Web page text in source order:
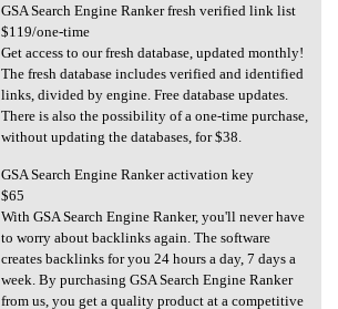
GSA Search Engine Ranker fresh verified link list
$119/one-time
Get access to our fresh database, updated monthly!
The fresh database includes verified and identified
links, divided by engine. Free database updates.
There is also the possibility of a one-time purchase,
without updating the databases, for $38.
GSA Search Engine Ranker activation key
$65
With GSA Search Engine Ranker, you'll never have
to worry about backlinks again. The software
creates backlinks for you 24 hours a day, 7 days a
week. By purchasing GSA Search Engine Ranker
from us, you get a quality product at a competitive